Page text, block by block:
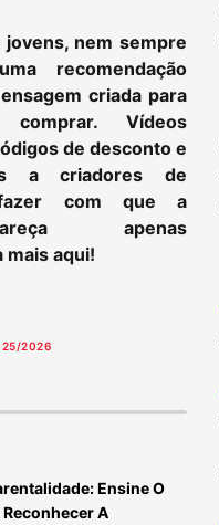
nem sempre
recomendação
criada para
Vídeos
de desconto e
a criadores de
com que a
apenas
mais aqui!
2026
Ensine O
Reconhecer A